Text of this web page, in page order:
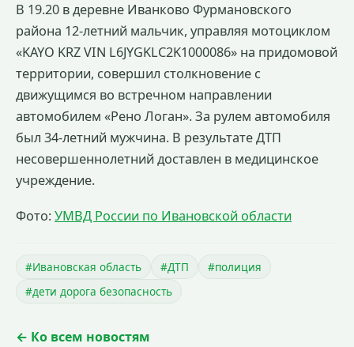
В 19.20 в деревне Иванково Фурмановского
района 12-летний мальчик, управляя мотоциклом
«KAYO KRZ VIN L6JYGKLC2K1000086» на придомовой
территории, совершил столкновение с
движущимся во встречном направлении
автомобилем «Рено Логан». За рулем автомобиля
был 34-летний мужчина. В результате ДТП
несовершеннолетний доставлен в медицинское
учреждение.
Фото: УМВД России по Ивановской области
#Ивановская область #ДТП
#полиция
#дети дорога безопасность
← Ко всем новостям